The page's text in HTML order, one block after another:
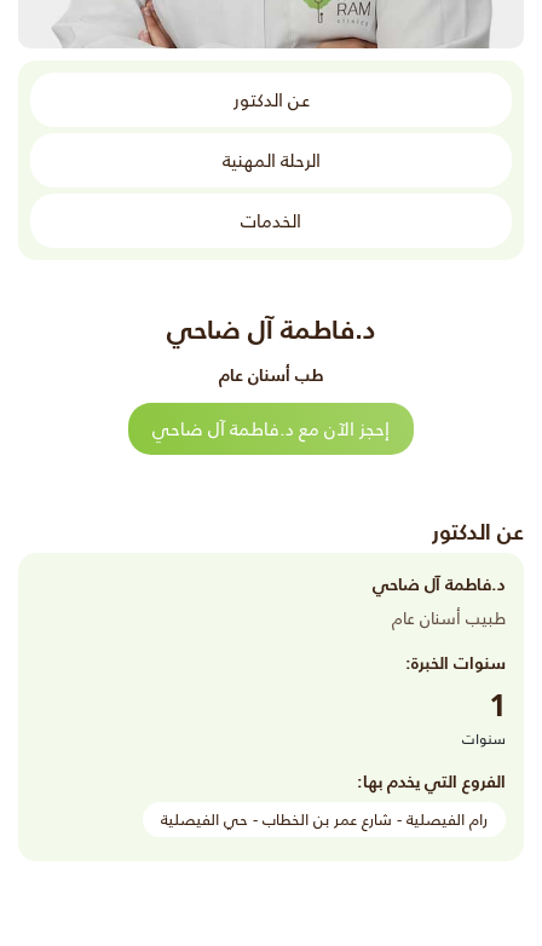
عن الدكتور
الرحلة المهنية
الخدمات
د.فاطمة آل ضاحي
طب أسنان عام
إحجز الآن مع د.فاطمة آل ضاحي
عن الدكتور
د.فاطمة آل ضاحي
طبيب أسنان عام
سنوات الخبرة:
1
سنوات
الفروع التي يخدم بها:
رام الفيصلية - شارع عمر بن الخطاب - حي الفيصلية